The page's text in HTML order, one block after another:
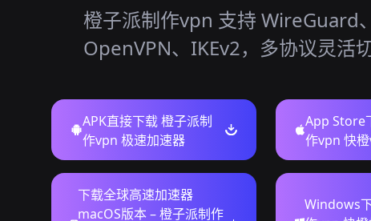
橙子派制作vpn 支持 WireGuard、
OpenVPN、IKEv2，多协议灵活切
APK直接下载 橙子派制
作vpn 极速加速器
App Store
作vpn 快
下载全球高速加速器
macOS版本 – 橙子派制作
Windows